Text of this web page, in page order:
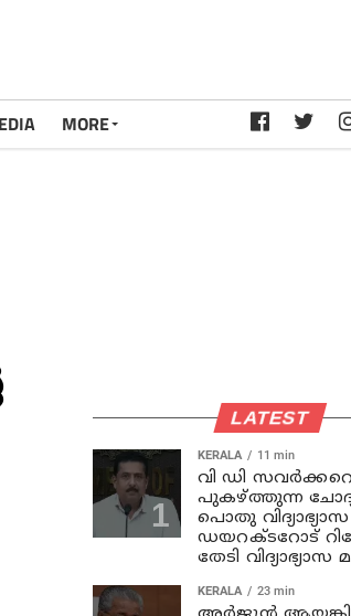
MORE
LATEST
KERALA 11 min
വി ഡി സവര്‍ക്കറെ
പുകഴ്ത്തുന്ന
പൊതു വിദ്യാഭ്യാസ
ഡയറക്ടറോട്
തേടി വിദ്യാഭ്യാസ
KERALA 23 min